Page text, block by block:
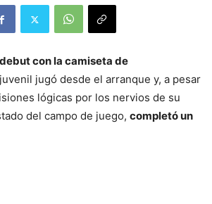
con la camiseta de
jugó desde el arranque y, a pesar
lógicas por los nervios de su
del campo de juego, completó un